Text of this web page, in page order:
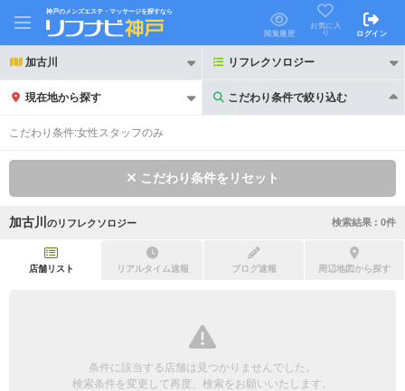
神戸のメンズエステ・マッサージを探すなら
閲覧履歴
お気に入
り
ログイン
加古川 リフレクソロジー
現在地から探す こだわり条件で絞り込む
こだわり条件で絞り込む
初回割引あり リピーター割引あり
団体様歓迎
こだわり条件:女性スタッフのみ
こだわり条件をリセット
加古川 のリフレクソロジー 検索結果 : 0件
店舗リスト リアルタイム速報 ブログ速報 周辺地図から探す
条件に該当する店舗は見つかりませんでした。
検索条件を変更して再度、検索をお願いいたします。